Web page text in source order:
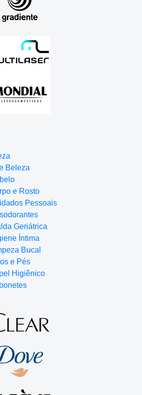
Beleza
e Rosto
Pessoais
Geriátrica
Íntima
Bucal
e Pés
Higiênico